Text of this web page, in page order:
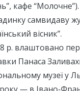
кафе
самвидаву
вісник”.
р. влаштовано
Панаса
музеї у